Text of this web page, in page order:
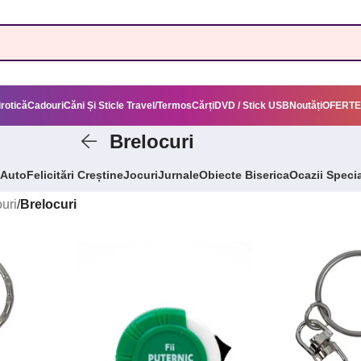
CadouriCăni Și Sticle Travel/TermosCărțiDVD / Stick USB Noutăți
Brelocuri
Felicitări CreștineJocuriJurnaleObiecte BisericaOcazii
/Brelocuri